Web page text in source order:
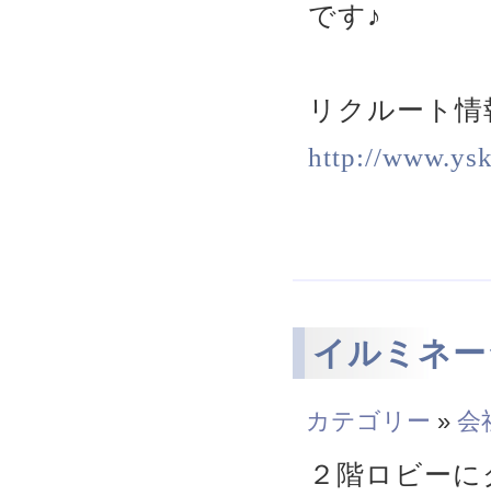
です♪
リクルート
http://
イルミネ
カテゴリー » 会
２階ロビー